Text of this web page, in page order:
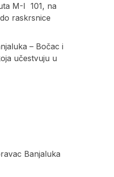
M-I 101, na
raskrsnice
– Bočac i
učestvuju u
Banjaluka